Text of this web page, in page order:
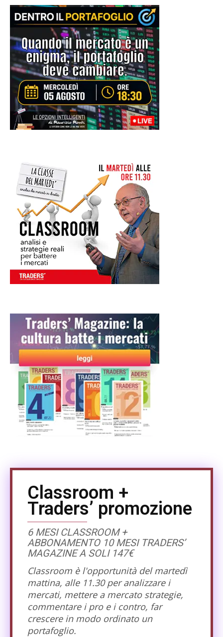
Classroom +
Traders’ promozione
6 MESI CLASSROOM +
ABBONAMENTO 10 MESI TRADERS’
MAGAZINE A SOLI 147€
Classroom è l'opportunità del martedì
mattina, alle 11.30 per analizzare i
mercati, mettere a mercato strategie,
commentare i pro e i contro, far
crescere in modo ordinato un
portafoglio.